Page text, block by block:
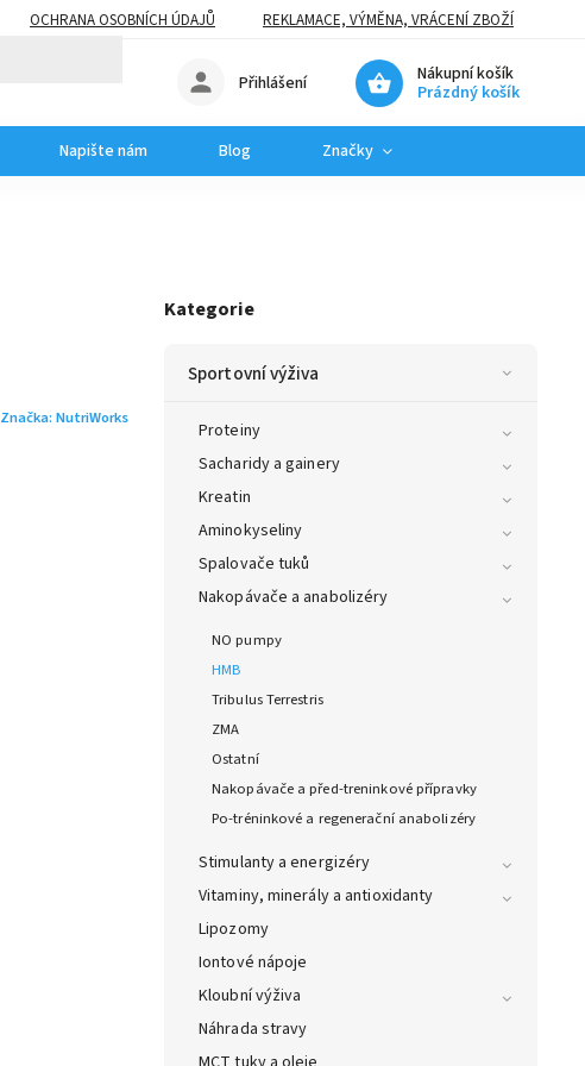
OCHRANA OSOBNÍCH ÚDAJŮ REKLAMACE, VÝMĚNA, VRÁCENÍ ZBOŽÍ
Nákupní košík
Prázdný košík
Přihlášení
Napište nám Blog Značky
Kategorie
Sportovní výživa
Proteiny
Sacharidy a gainery
Kreatin
Aminokyseliny
Spalovače tuků
Nakopávače a anabolizéry
NO pumpy
HMB
Tribulus Terrestris
ZMA
Ostatní
Nakopávače a před-treninkové přípravky
Po-tréninkové a regenerační anabolizéry
Stimulanty a energizéry
Vitaminy, minerály a antioxidanty
Lipozomy
Iontové nápoje
Kloubní výživa
Náhrada stravy
Značka: NutriWorks